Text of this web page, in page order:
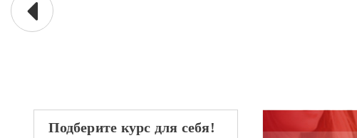
Подберите курс для себя!